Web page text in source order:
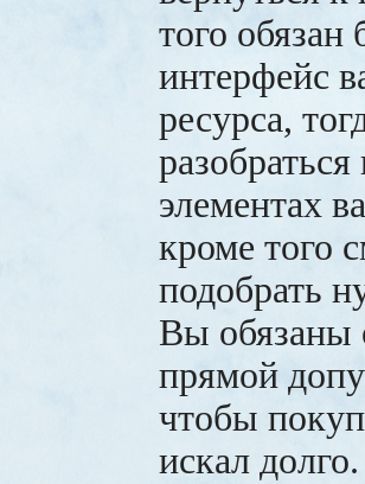
того
интерфейс
ресурса,
разобраться
элементах
кроме того
подобрать
Вы обязаны
прямой
чтобы
искал